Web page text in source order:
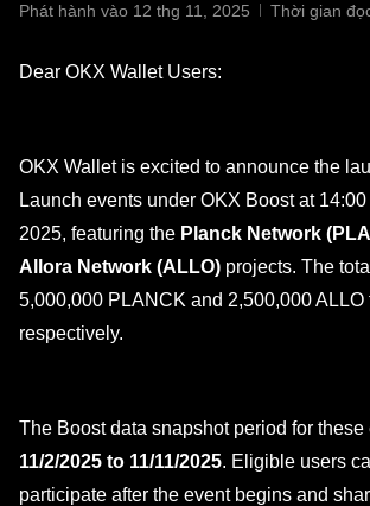
Phát hành vào 12 thg 11, 2025 Thời gian
Dear OKX Wallet Users:
OKX Wallet is excited to announce the
Launch events under OKX Boost at
2025, featuring the Planck Network
Allora Network (ALLO) projects. The
5,000,000 PLANCK and 2,500,000 ALLO
respectively.
The Boost data snapshot period for these
11/2/2025 to 11/11/2025. Eligible users
participate after the event begins and